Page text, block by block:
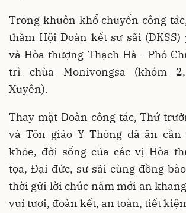
Trong khuôn khổ chuyến công
thăm Hội Đoàn kết sư sãi
và Hòa thượng Thạch Hà - Phó
trì chùa Monivongsa (khóm
Xuyên).
Thay mặt Đoàn công tác, Thứ
và Tôn giáo Y Thông đã ân
khỏe, đời sống của các vị Hòa
tọa, Đại đức, sư sãi cùng đồng
thời gửi lời chúc năm mới an
vui tươi, đoàn kết, an toàn, tiết